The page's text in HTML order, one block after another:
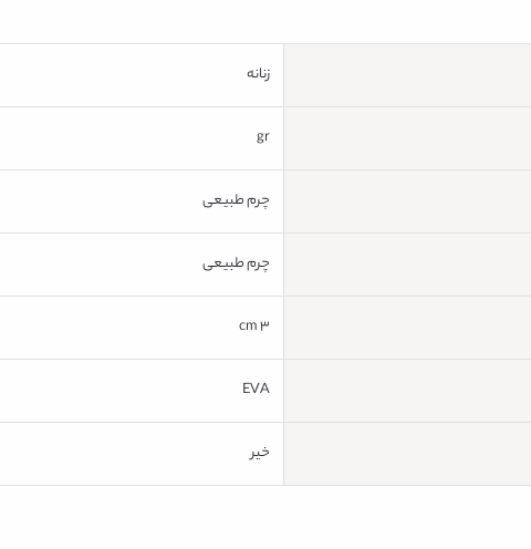
زنانه
gr
چرم طبیعی
چرم طبیعی
3 cm
EVA
خیر